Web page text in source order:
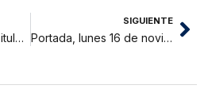
Avisos Clasificados: Titulo Supletorio Notario ADLER EDUARDO BARDALEZ COCHAGNE
SIGUIENTE
Portada, lunes 16 de noviembre 2020